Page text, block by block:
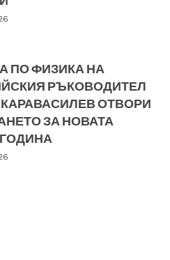
ПО ФИЗИКА НА
РЪКОВОДИТЕЛ
ОТВОРИ
ЗА НОВАТА